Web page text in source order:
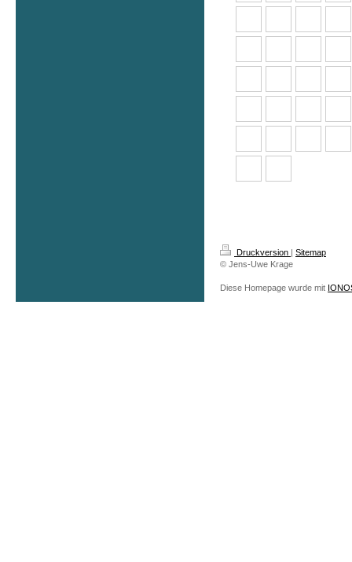
Druckversion | Sitemap
© Jens-Uwe Krage
Diese Homepage wurde mit